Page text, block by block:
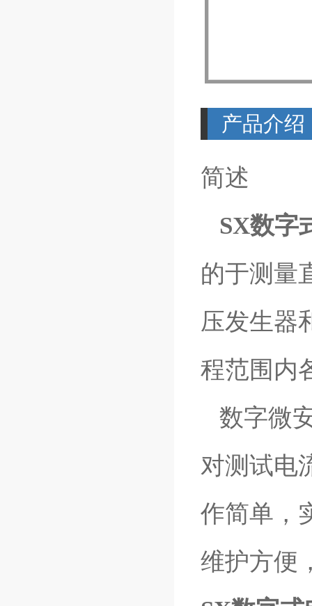
产品介绍
简述
SX数字
的于测量
压发生器
程范围内
数字微
对测试电
作简单，
维护方便